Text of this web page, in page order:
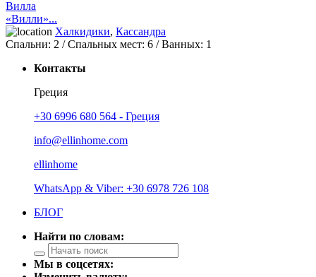
Вилла
«Вилли»...
Халкидики, Кассандра
Спальни: 2 / Спальных мест: 6 /Ванных: 1
Контакты
Греция
+30 6996 680 564 - Греция
info@ellinhome.com
ellinhome
WhatsApp & Viber: +30 6978 726 108
БЛОГ
Найти по словам:
Мы в соцсетях: